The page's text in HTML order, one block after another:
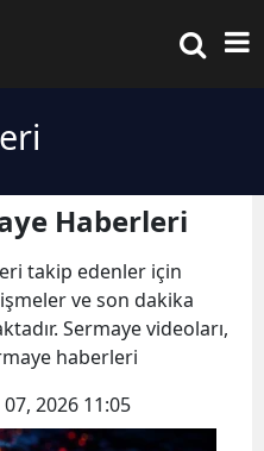
Haberleri
takip edenler için
ve son dakika
Sermaye videoları,
haberleri
2026 11:05